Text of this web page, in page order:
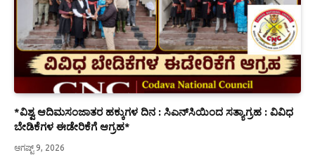
*ವಿಶ್ವ ಆದಿಮಸಂಜಾತರ ಹಕ್ಕುಗಳ ದಿನ : ಸಿಎನ್‌ಸಿಯಿಂದ ಸತ್ಯಾಗ್ರಹ : ವಿವಿಧ
ಬೇಡಿಕೆಗಳ ಈಡೇರಿಕೆಗೆ ಆಗ್ರಹ*
ಆಗಷ್ಟ್ 9, 2026